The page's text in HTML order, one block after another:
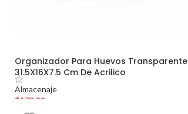
Organizador Para Huevos Transparente
31.5X16X7.5 Cm De Acrilico
Almacenaje
$173.00